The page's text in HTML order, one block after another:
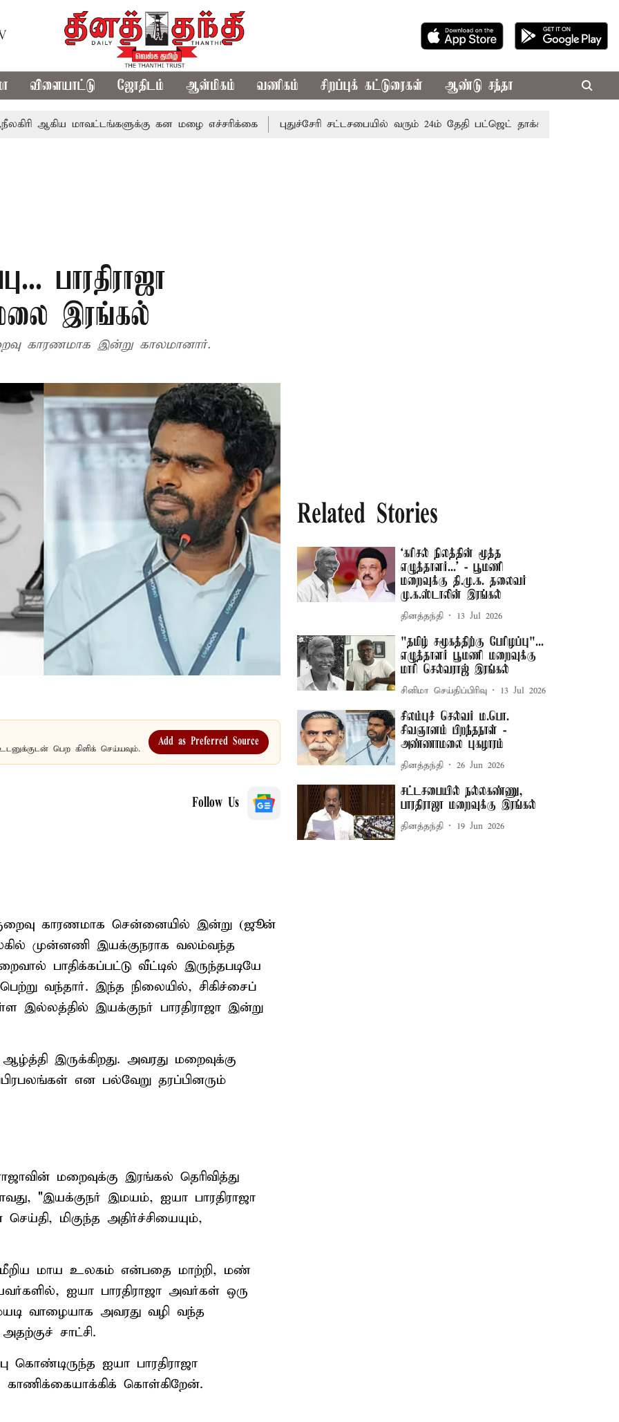
விளையாட்டு ஜோதிடம் ஆன்மிகம் வணிகம் சிறப்புக் கட்டுரைகள் ஆண்டு சந்தா
மாவட்டங்களுக்கு கன மழை எச்சரிக்கை புதுச்சேரி சட்டசபையில் வரும் 24ம் தேதி பட்ஜெட் தாக்கல் செய்கிறார் முதல்-
பாரதிராஜா
இரங்கல்
காரணமாக இன்று காலமானார்.
பெற கிளிக் செய்யவும்.
Add as Preferred Source
Follow Us
காரணமாக சென்னையில் இன்று (ஜூன்
முன்னணி இயக்குநராக வலம்வந்த
பாதிக்கப்பட்டு வீட்டில் இருந்தபடியே
வந்தார். இந்த நிலையில், சிகிச்சைப்
இயக்குநர் பாரதிராஜா இன்று
இருக்கிறது. அவரது மறைவுக்கு
என பல்வேறு தரப்பினரும்
மறைவுக்கு இரங்கல் தெரிவித்து
"இயக்குநர் இமயம், ஐயா பாரதிராஜா
மிகுந்த அதிர்ச்சியையும்,
மாய உலகம் என்பதை மாற்றி, மண்
ஐயா பாரதிராஜா அவர்கள் ஒரு
வாழையாக அவரது வழி வந்த
சாட்சி.
ஐயா பாரதிராஜா
கொள்கிறேன்.
Related Stories
‘கரிசல் நிலத்தின் மூத்த
எழுத்தாளர்...’ - பூமணி
மறைவுக்கு தி.மு.க. தலைவர்
மு.க.ஸ்டாலின் இரங்கல்
தினத்தந்தி 13 Jul 2026
"தமிழ் சமூகத்திற்கு பேரிழப்பு"...
எழுத்தாளர் பூமணி மறைவுக்கு
மாரி செல்வராஜ் இரங்கல்
சினிமா செய்திப்பிரிவு 13 Jul 2026
சிலம்புச் செல்வர் ம.பொ.
சிவஞானம் பிறந்தநாள் -
அண்ணாமலை புகழாரம்
தினத்தந்தி 26 Jun 2026
சட்டசபையில் நல்லகண்ணு,
பாரதிராஜா மறைவுக்கு இரங்கல்
தினத்தந்தி 19 Jun 2026